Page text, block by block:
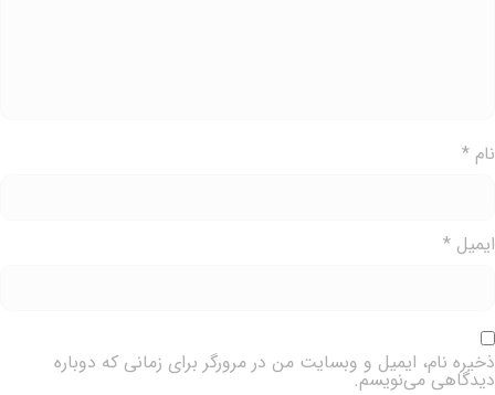
نام *
ایمیل *
ذخیره نام، ایمیل و وبسایت من در مرورگر برای زمانی که دوباره
دیدگاهی می‌نویسم.